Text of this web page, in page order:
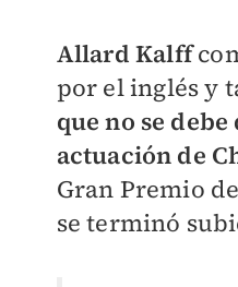
Allard Kalff
por el inglés y
que no se
actuación de
Gran Premio
se terminó